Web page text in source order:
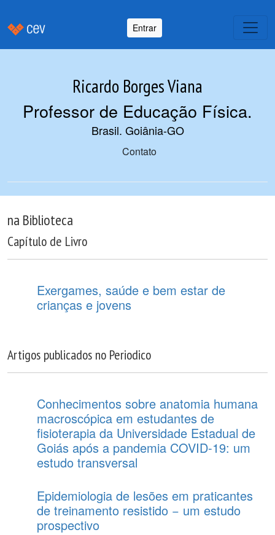
Entrar
Ricardo Borges Viana
Professor de Educação Física.
Brasil. Goiânia-GO
Contato
na Biblioteca
Capítulo de Livro
Exergames, saúde e bem estar de
crianças e jovens
Artigos publicados no Periodico
Conhecimentos sobre anatomia humana
macroscópica em estudantes de
fisioterapia da Universidade Estadual de
Goiás após a pandemia COVID-19: um
estudo transversal
Epidemiologia de lesões em praticantes
de treinamento resistido − um estudo
prospectivo